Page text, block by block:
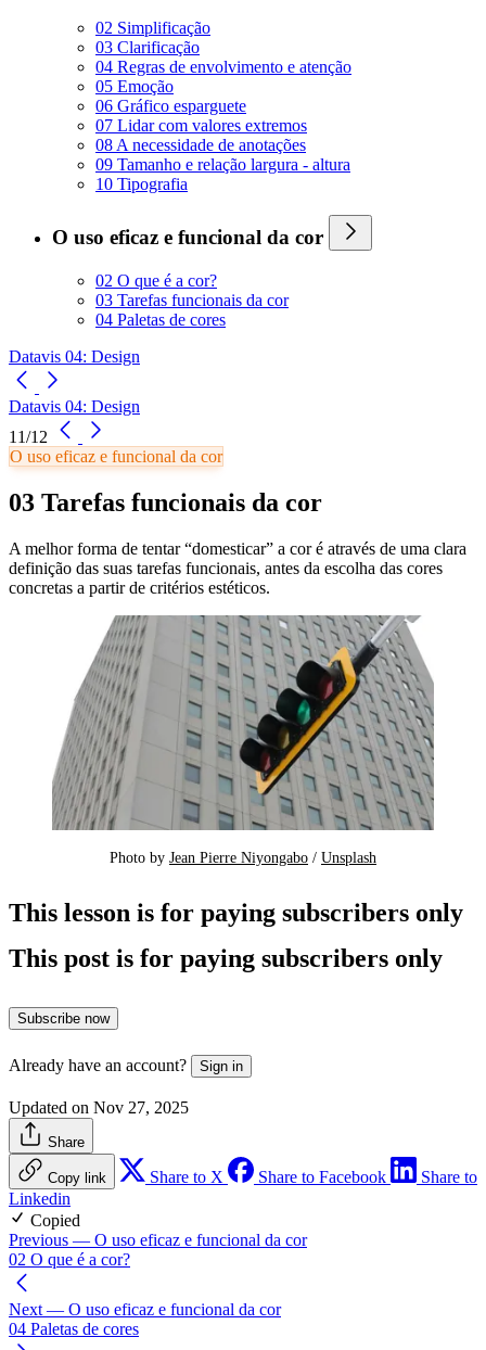
02 Simplificação
03 Clarificação
04 Regras de envolvimento e atenção
05 Emoção
06 Gráfico esparguete
07 Lidar com valores extremos
08 A necessidade de anotações
09 Tamanho e relação largura - altura
10 Tipografia
O uso eficaz e funcional da cor
02 O que é a cor?
03 Tarefas funcionais da cor
04 Paletas de cores
Datavis 04: Design
Datavis 04: Design
11/12
O uso eficaz e funcional da cor
03 Tarefas funcionais da cor
A melhor forma de tentar “domesticar” a cor é através de uma clara
definição das suas tarefas funcionais, antes da escolha das cores
concretas a partir de critérios estéticos.
Photo by Jean Pierre Niyongabo / Unsplash
This lesson is for paying subscribers only
This post is for paying subscribers only
Subscribe now
Already have an account? Sign in
Updated on Nov 27, 2025
Share
Copy link Share to X Share to Facebook
Share to
Linkedin
Copied
Previous — O uso eficaz e funcional da cor
02 O que é a cor?
Next — O uso eficaz e funcional da cor
04 Paletas de cores